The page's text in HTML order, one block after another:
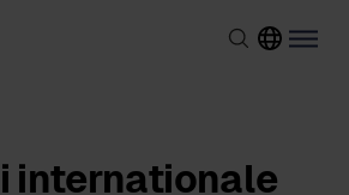
i internationale